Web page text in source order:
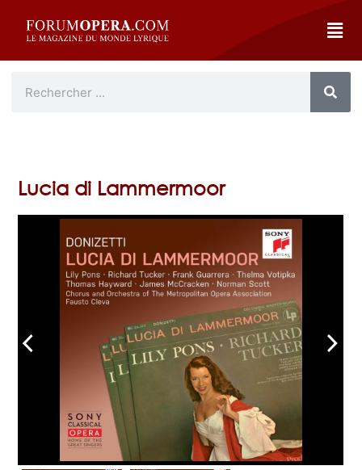
Lucia di Lammermoor
arrow_back_ios arrow_forward_ios